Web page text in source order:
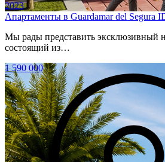
2023
Апартаменты в Guardamar del Segura
Мы рады представить эксклюзивный
состоящий из…
1 590 000